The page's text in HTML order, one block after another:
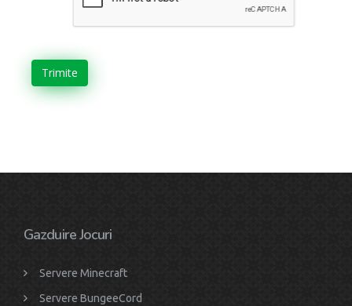
Trimite
Gazduire Jocuri
Servere Minecraft
Servere BungeeCord